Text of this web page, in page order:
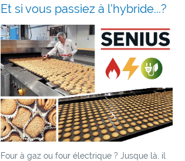
Et si vous passiez à l'hybride...?
Four à gaz ou four électrique ? Jusque là, il